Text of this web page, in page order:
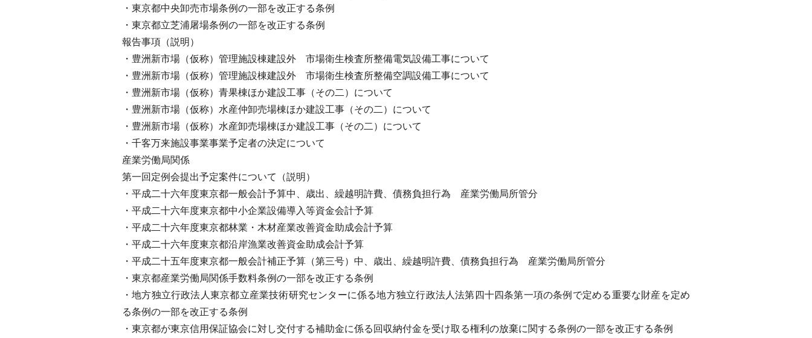
・東京都中央卸売市場条例の一部を改正する条例
・東京都立芝浦屠場条例の一部を改正する条例
報告事項（説明）
・豊洲新市場（仮称）管理施設棟建設外 市場衛生検査所整備電気設備工事について
・豊洲新市場（仮称）管理施設棟建設外 市場衛生検査所整備空調設備工事について
・豊洲新市場（仮称）青果棟ほか建設工事（その二）について
・豊洲新市場（仮称）水産仲卸売場棟ほか建設工事（その二）について
・豊洲新市場（仮称）水産卸売場棟ほか建設工事（その二）について
・千客万来施設事業事業予定者の決定について
産業労働局関係
第一回定例会提出予定案件について（説明）
・平成二十六年度東京都一般会計予算中、歳出、繰越明許費、債務負担行為 産業労働局所管分
・平成二十六年度東京都中小企業設備導入等資金会計予算
・平成二十六年度東京都林業・木材産業改善資金助成会計予算
・平成二十六年度東京都沿岸漁業改善資金助成会計予算
・平成二十五年度東京都一般会計補正予算（第三号）中、歳出、繰越明許費、債務負担行為 産業労働局所管分
・東京都産業労働局関係手数料条例の一部を改正する条例
・地方独立行政法人東京都立産業技術研究センターに係る地方独立行政法人法第四十四条第一項の条例で定める重要な財産を定め
る条例の一部を改正する条例
・東京都が東京信用保証協会に対し交付する補助金に係る回収納付金を受け取る権利の放棄に関する条例の一部を改正する条例